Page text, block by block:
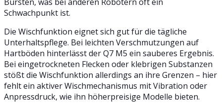
Schwachpunkt ist.
Die Wischfunktion eignet sich gut für die tägliche
Unterhaltspflege. Bei leichten Verschmutzungen auf
Hartböden hinterlässt der Q7 M5 ein sauberes Ergebnis.
Bei eingetrockneten Flecken oder klebrigen Substanzen
stößt die Wischfunktion allerdings an ihre Grenzen – hier
fehlt ein aktiver Wischmechanismus mit Vibration oder
Anpressdruck, wie ihn höherpreisige Modelle bieten.